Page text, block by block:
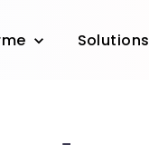
Solutions